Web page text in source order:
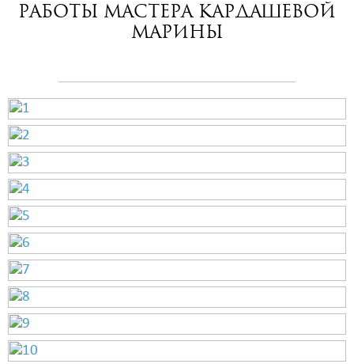
Работы мастера Кардашевой
Марины